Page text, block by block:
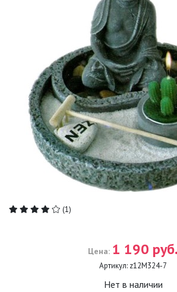
(1)
Цена: 1 190 руб.
Артикул: z12М324-7
Нет в наличии